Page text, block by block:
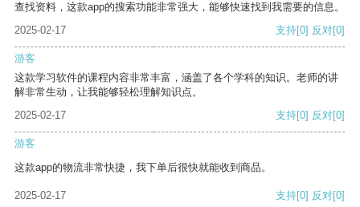
查找资料，这款app的搜索功能非常强大，能够快速找到我需要的信息。
2025-02-17
支持[0] 反对[0]
游客
这款学习软件的课程内容非常丰富，涵盖了各个学科的知识。老师的讲
解非常生动，让我能够轻松理解知识点。
2025-02-17
支持[0] 反对[0]
游客
这款app的物流非常快捷，我下单后很快就能收到商品。
2025-02-17 支持[0] 反对[0]